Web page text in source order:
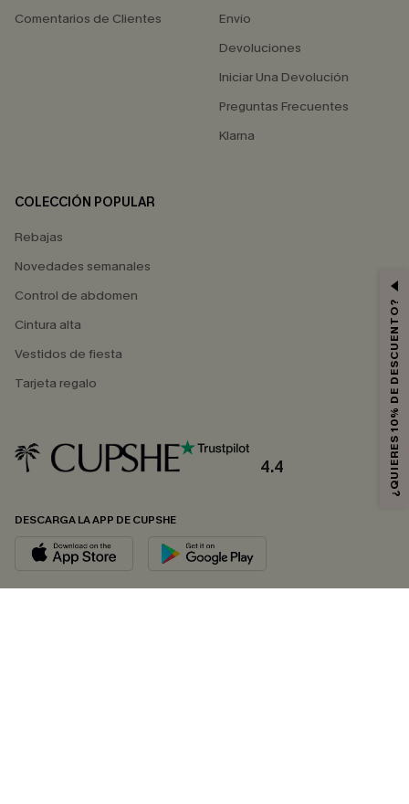
Comentarios de Clientes
Envío
Devoluciones
Iniciar Una Devolución
Preguntas Frecuentes
Klarna
COLECCIÓN POPULAR
Rebajas
Novedades semanales
Control de abdomen
Cintura alta
Vestidos de fiesta
Tarjeta regalo
4.4
DESCARGA LA APP DE CUPSHE
¿QUIERES 10% DE DESCUENTO?